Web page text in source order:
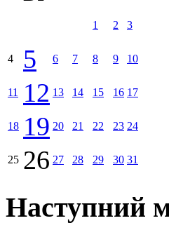
1 2 3
4 5 6 7 8 9 10
11 12 13 14 15 16 17
18 19 20 21 22 23 24
25 26 27 28 29 30 31
Наступний